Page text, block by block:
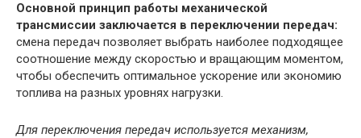
Основной принцип работы механической
трансмиссии заключается в переключении передач:
смена передач позволяет выбрать наиболее подходящее
соотношение между скоростью и вращающим моментом,
чтобы обеспечить оптимальное ускорение или экономию
топлива на разных уровнях нагрузки.
Для переключения передач используется механизм,